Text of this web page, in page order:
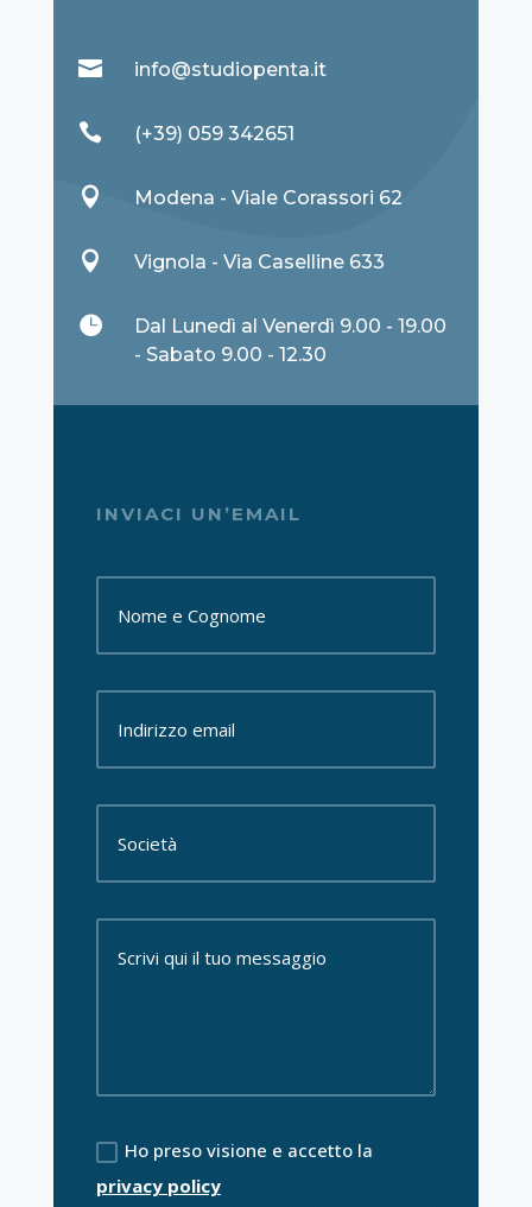
 info@studiopenta.it
 (+39) 059 342651
 Modena - Viale Corassori 62
 Vignola - Via Caselline 633

Dal Lunedì al Venerdì 9.00 - 19.00
- Sabato 9.00 - 12.30
INVIACI UN’EMAIL
Ho preso visione e accetto la
privacy policy